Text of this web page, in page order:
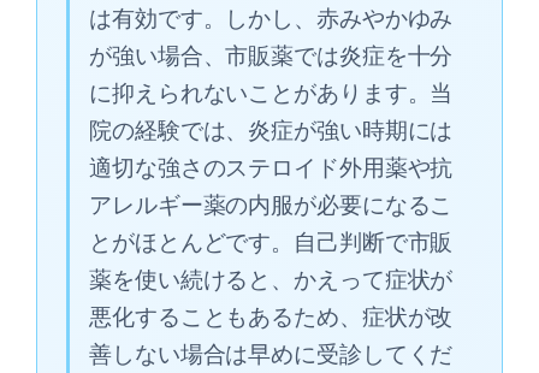
は有効です。しかし、赤みやかゆみ
が強い場合、市販薬では炎症を十分
に抑えられないことがあります。当
院の経験では、炎症が強い時期には
適切な強さのステロイド外用薬や抗
アレルギー薬の内服が必要になるこ
とがほとんどです。自己判断で市販
薬を使い続けると、かえって症状が
悪化することもあるため、症状が改
善しない場合は早めに受診してくだ